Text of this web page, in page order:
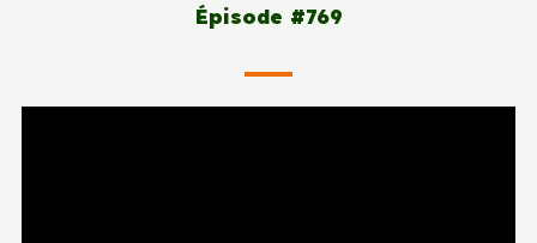
Épisode #769